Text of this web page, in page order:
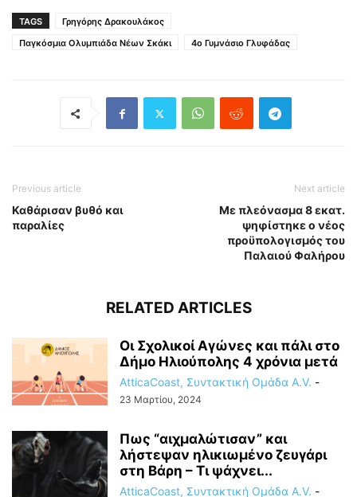
TAGS
Γρηγόρης Δρακουλάκος
Παγκόσμια Ολυμπιάδα Νέων Σκάκι
4ο Γυμνάσιο Γλυφάδας
Previous article
Καθάρισαν βυθό και
παραλίες
Next article
Με πλεόνασμα 8 εκατ.
ψηφίστηκε ο νέος
προϋπολογισμός του
Παλαιού Φαλήρου
RELATED ARTICLES
Οι Σχολικοί Αγώνες και πάλι στο
Δήμο Ηλιούπολης 4 χρόνια μετά
AtticaCoast, Συντακτική Ομάδα A.V. -
23 Μαρτίου, 2024
Πως “αιχμαλώτισαν” και
λήστεψαν ηλικιωμένο ζευγάρι
στη Βάρη – Τι ψάχνει...
AtticaCoast, Συντακτική Ομάδα A.V. -